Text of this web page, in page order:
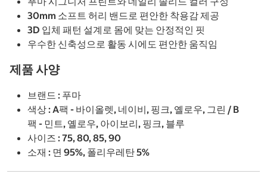
30mm 소프트 허리 밴드로 편안한 착용감 제공
3D 입체 패턴 설계로 몸에 맞는 안정적인 핏
우수한 신축성으로 활동 시에도 편안한 움직임
제품 사양
브랜드 : 푸마
색상 : A팩 - 바이올렛, 네이비, 핑크, 옐로우, 그린 / B
팩 - 민트, 옐로우, 아이보리, 핑크, 블루
사이즈 : 75, 80, 85, 90
소재 : 면 95%, 폴리우레탄 5%